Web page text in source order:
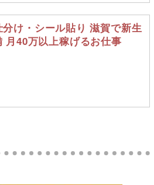
け・シール貼り 滋賀で新生
月40万以上稼げるお仕事